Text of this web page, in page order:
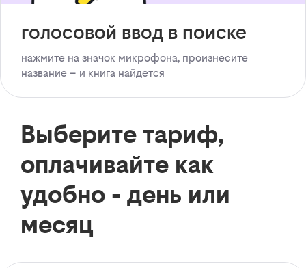
голосовой ввод в поиске
нажмите на значок микрофона, произнесите
название – и книга найдется
Выберите тариф,
оплачивайте как
удобно - день или
месяц